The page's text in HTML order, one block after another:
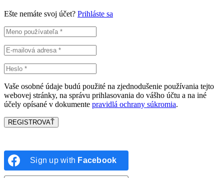
Ešte nemáte svoj účet? Prihláste sa
Vaše osobné údaje budú použité na zjednodušenie používania tejto
webovej stránky, na správu prihlasovania do vášho účtu a na iné
účely opísané v dokumente pravidlá ochrany súkromia.
REGISTROVAŤ
Sign up with Facebook